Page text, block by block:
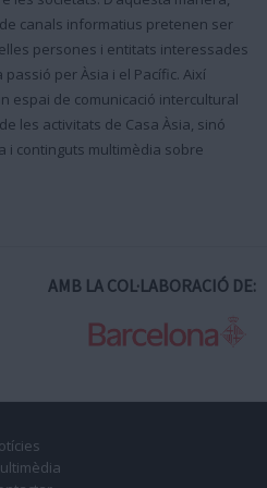
canals informatius pretenen ser
persones i entitats interessades
per Àsia i el Pacífic. Així
espai de comunicació intercultural
les activitats de Casa Àsia, sinó
i continguts multimèdia sobre
AMB LA COL·LABORACIÓ DE: